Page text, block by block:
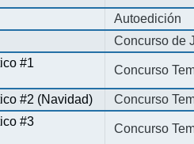
Autoedición
Concurso de
#1
Concurso
#2 (Navidad)
Concurso
#3
Concurso